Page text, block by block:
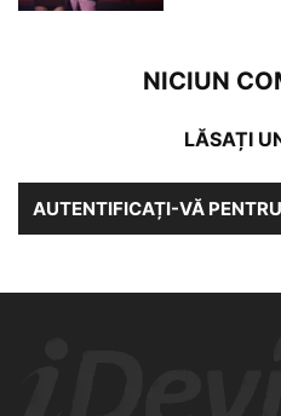
NICIUN
LĂSAȚI
AUTENTIFICAȚI-VĂ